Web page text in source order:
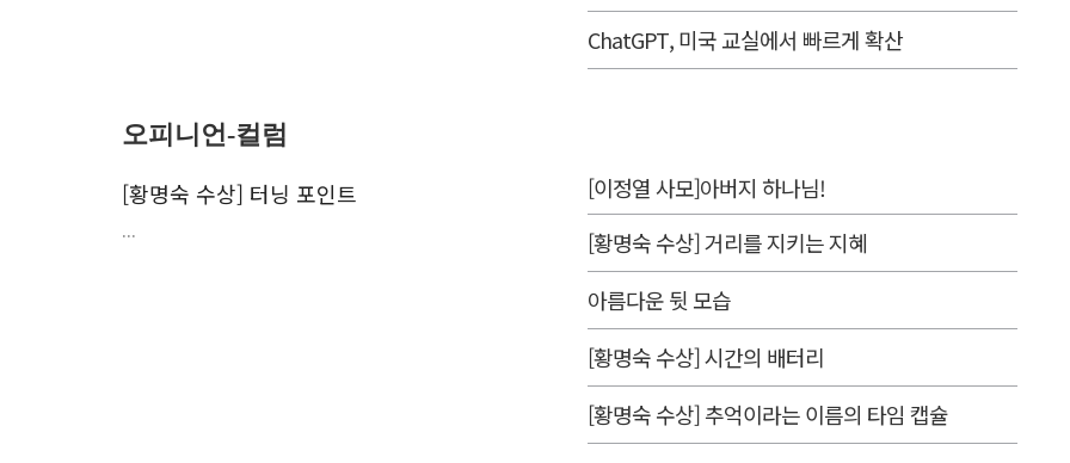
ChatGPT, 미국 교실에서 빠르게 확산
오피니언-컬럼
[황명숙 수상] 터닝 포인트
...
[이정열 사모]아버지 하나님!
[황명숙 수상] 거리를 지키는 지혜
아름다운 뒷 모습
[황명숙 수상] 시간의 배터리
[황명숙 수상] 추억이라는 이름의 타임 캡슐